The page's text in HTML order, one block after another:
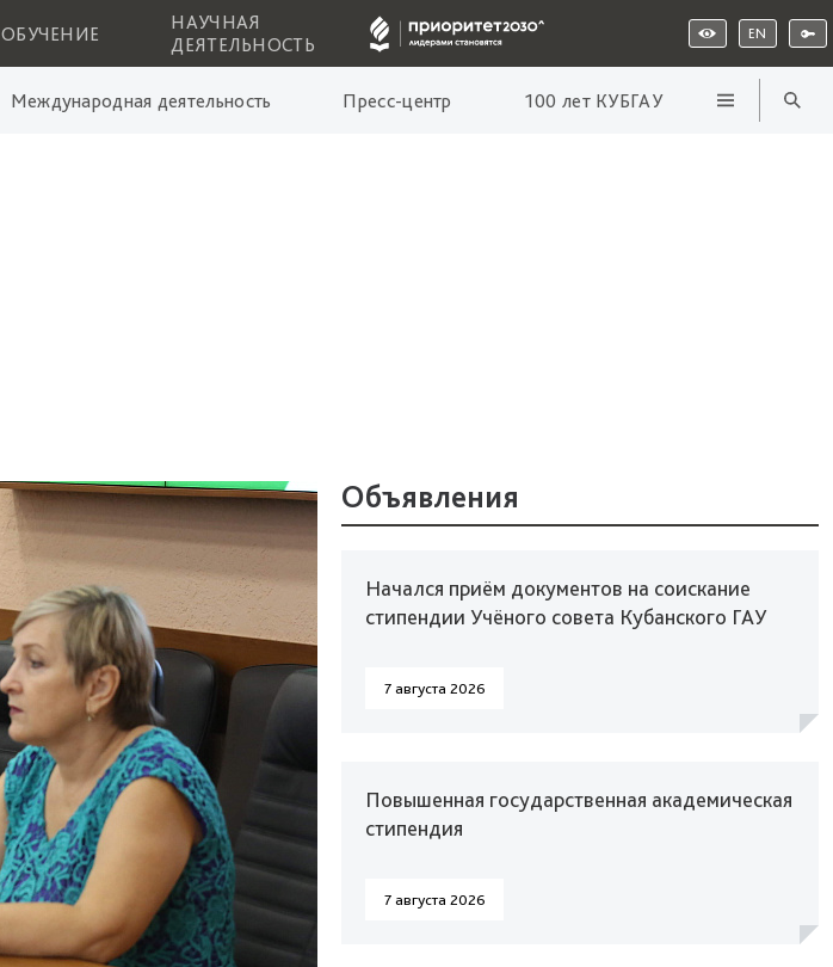
ОБУЧЕНИЕ
НАУЧНАЯ
ДЕЯТЕЛЬНОСТЬ
EN
Международная деятельность Пресс-центр 100 лет КУБГАУ
Объявления
Начался приём документов на соискание
стипендии Учёного совета Кубанского ГАУ
7 августа 2026
Повышенная государственная академическая
стипендия
7 августа 2026